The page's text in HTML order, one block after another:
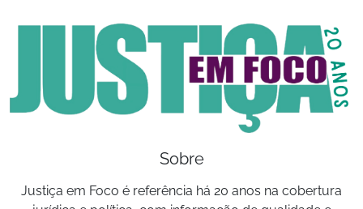
Sobre
Justiça em Foco é referência há 20 anos na cobertura